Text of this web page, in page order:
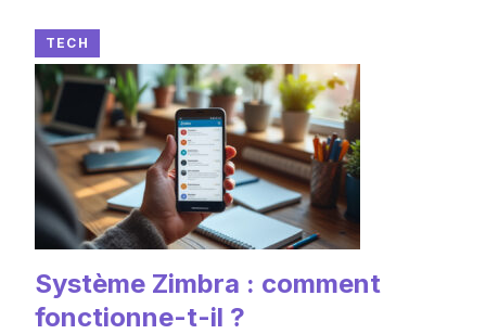
TECH
Système Zimbra : comment
fonctionne-t-il ?